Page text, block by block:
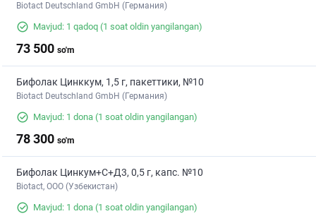
Biotact Deutschland GmbH (Германия)
Mavjud: 1 qadoq (1 soat oldin yangilangan)
73 500 so'm
Бифолак Цинккум, 1,5 г, пакеттики, №10
Biotact Deutschland GmbH (Германия)
Mavjud: 1 dona (1 soat oldin yangilangan)
78 300 so'm
Бифолак Цинкум+С+Д3, 0,5 г, капс. №10
Biotact, ООО (Узбекистан)
Mavjud: 1 dona (1 soat oldin yangilangan)